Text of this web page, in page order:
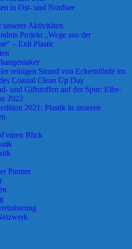
in Ost- und Nordsee
unserer Aktivitäten
Projekt „Wege aus der
– Exit Plastic
reinigen Strand von Eckernförde im
Coastal Clean Up Day
und Giftstoffen auf der Spur: Elbe-
2022
2021: Plastik in unseren
einen Blick
Partner